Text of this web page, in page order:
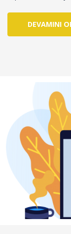
DEVAMINI